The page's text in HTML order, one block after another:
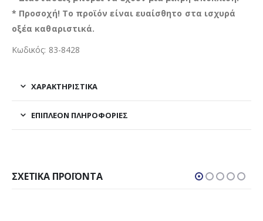
* Προσοχή! Το προϊόν είναι ευαίσθητο στα ισχυρά
οξέα καθαριστικά.
Κωδικός: 83-8428
ΧΑΡΑΚΤΗΡΙΣΤΙΚΑ
ΕΠΙΠΛΈΟΝ ΠΛΗΡΟΦΟΡΊΕΣ
ΣΧΕΤΙΚΆ ΠΡΟΪΌΝΤΑ